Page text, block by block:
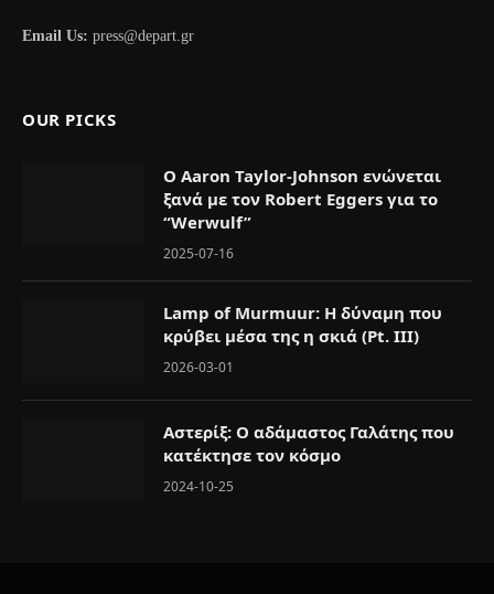
Email Us: press@depart.gr
OUR PICKS
Ο Aaron Taylor-Johnson ενώνεται
ξανά με τον Robert Eggers για το
“Werwulf”
2025-07-16
Lamp of Murmuur: H δύναμη που
κρύβει μέσα της η σκιά (Pt. III)
2026-03-01
Αστερίξ: Ο αδάμαστος Γαλάτης που
κατέκτησε τον κόσμο
2024-10-25